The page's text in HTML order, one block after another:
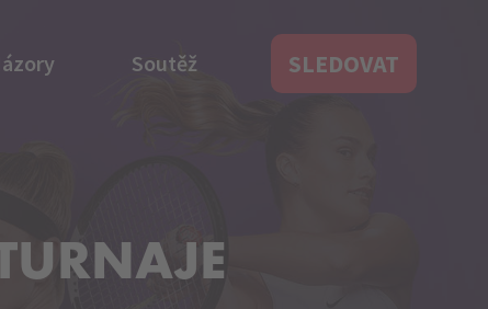
Soutěž SLEDOVAT